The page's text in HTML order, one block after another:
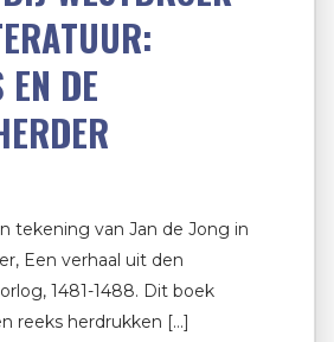
EN DE
tekening van Jan de Jong in
Een verhaal uit den
1481-1488. Dit boek
reeks herdrukken […]